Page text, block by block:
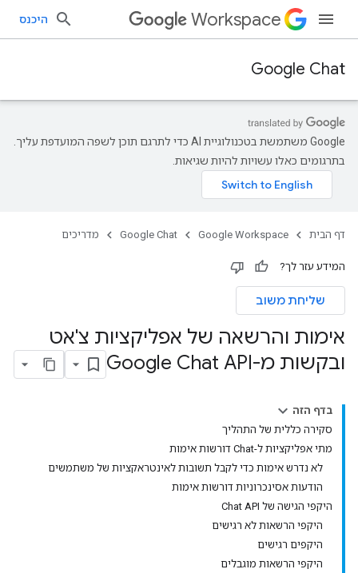
Workspace היכנס
Google Chat
‫Google משתמשת בטכנולוגיית AI כדי לתרגם תוכן לשפה המועדפת עליך.
בתרגומים כאלו עשויות להיות שגיאות.
דף הבית Google Workspace
Google Chat מדריכים
המידע עזר לך?
שליחת משוב
אימות והרשאה של אפליקציות צ'אט
ובקשות מ-Google Chat API
בדף הזה
סקירה כללית של התהליך
מתי אפליקציות ל-Chat דורשות אימות
לא נדרש אימות כדי לקבל תשובות לאינטראקציות של משתמשים
הודעות אסינכרוניות דורשות אימות
היקפי הגישה של Chat API
היקפי הרשאות לא רגישים
היקפים רגישים
היקפי הרשאות מוגבלים